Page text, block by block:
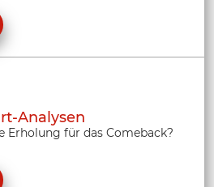
Analysen
Erholung für das Comeback?